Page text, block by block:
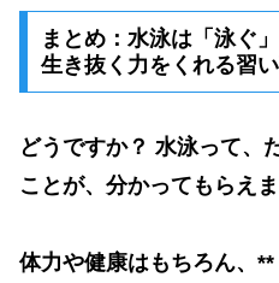
まとめ：水泳は「泳ぐ
生き抜く力をくれる習
どうですか？ 水泳って、
ことが、分かってもらえ
体力や健康はもちろん、